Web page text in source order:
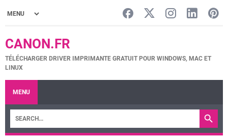
CANON.FR
TÉLÉCHARGER DRIVER IMPRIMANTE GRATUIT POUR WINDOWS, MAC ET
LINUX
MENU